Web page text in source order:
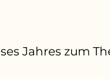
Jahres zum